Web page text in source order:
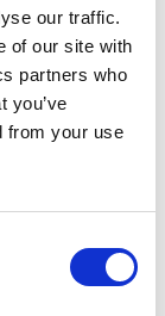
our traffic.
of our site with
partners who
you’ve
from your use